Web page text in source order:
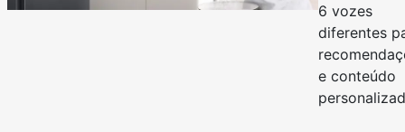
6 vozes
diferentes
e conteúdo